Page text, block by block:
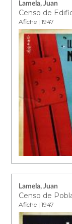
Lamela, Juan
Censo de
Afiche | 1947
Lamela, Juan
Censo de
Afiche | 1947